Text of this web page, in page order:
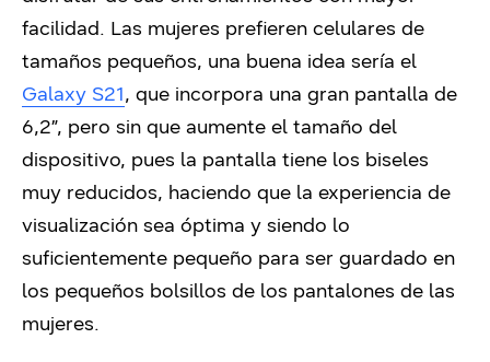
facilidad. Las mujeres prefieren celulares de
tamaños pequeños, una buena idea sería el
Galaxy S21, que incorpora una gran pantalla de
6,2”, pero sin que aumente el tamaño del
dispositivo, pues la pantalla tiene los biseles
muy reducidos, haciendo que la experiencia de
visualización sea óptima y siendo lo
suficientemente pequeño para ser guardado en
los pequeños bolsillos de los pantalones de las
mujeres.